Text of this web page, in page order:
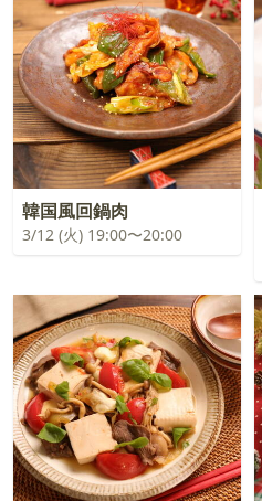
韓国風回鍋肉
3/12 (火) 19:00〜20:00